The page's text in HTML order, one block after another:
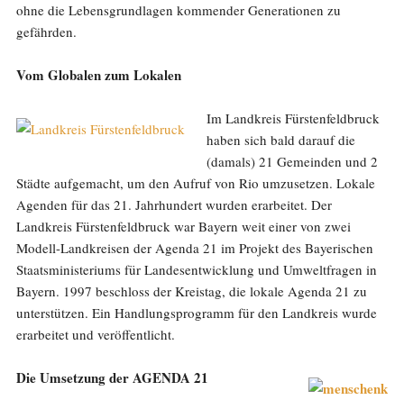
ohne die Lebensgrundlagen kommender Generationen zu
gefährden.
Vom Globalen zum Lokalen
Im Landkreis Fürstenfeldbruck
haben sich bald darauf die
(damals) 21 Gemeinden und 2
Städte aufgemacht, um den Aufruf von Rio umzusetzen. Lokale
Agenden für das 21. Jahrhundert wurden erarbeitet. Der
Landkreis Fürstenfeldbruck war Bayern weit einer von zwei
Modell-Landkreisen der Agenda 21 im Projekt des Bayerischen
Staatsministeriums für Landesentwicklung und Umweltfragen in
Bayern. 1997 beschloss der Kreistag, die lokale Agenda 21 zu
unterstützen. Ein Handlungsprogramm für den Landkreis wurde
erarbeitet und veröffentlicht.
Die Umsetzung der AGENDA 21